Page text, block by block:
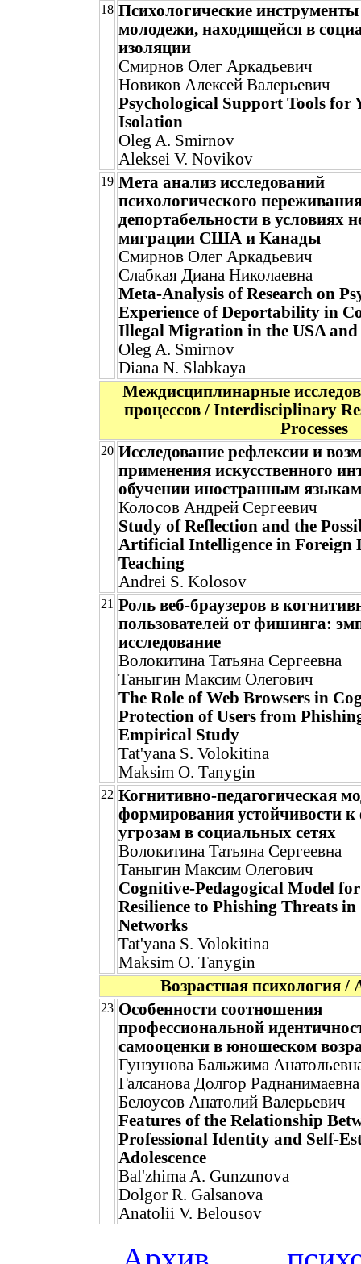
18 Психологические
молодежи, находящейся в
изоляции
Смирнов Олег Аркадьевич
Новиков Алексей Валерьевич
Psychological Support Tools for
Isolation
Oleg A. Smirnov
Aleksei V. Novikov
19 Мета анализ исследований
психологического
депортабельности в условиях
миграции США и Канады
Смирнов Олег Аркадьевич
Слабкая Диана Николаевна
Meta-Analysis of Research on
Experience of Deportability in
Illegal Migration in the USA and
Oleg A. Smirnov
Diana N. Slabkaya
Междисциплинарные
процессов / Interdisciplinary
Processes
20 Исследование рефлексии и
применения искусственного
обучении иностранным языкам
Колосов Андрей Сергеевич
Study of Reflection and the
Artificial Intelligence in Foreign
Teaching
Andrei S. Kolosov
21 Роль веб-браузеров в
пользователей от фишинга:
исследование
Волокитина Татьяна Сергеевна
Таныгин Максим Олегович
The Role of Web Browsers in
Protection of Users from
Empirical Study
Tat'yana S. Volokitina
Maksim O. Tanygin
22 Когнитивно-педагогическая
формирования устойчивости
угрозам в социальных сетях
Волокитина Татьяна Сергеевна
Таныгин Максим Олегович
Cognitive-Pedagogical Model
Resilience to Phishing Threats in
Networks
Tat'yana S. Volokitina
Maksim O. Tanygin
Возрастная психология /
23 Особенности соотношения
профессиональной
самооценки в юношеском
Гунзунова Бальжима
Галсанова Долгор Раднанимаевна
Белоусов Анатолий Валерьевич
Features of the Relationship
Professional Identity and Self-
Adolescence
Bal'zhima A. Gunzunova
Dolgor R. Galsanova
Anatolii V. Belousov